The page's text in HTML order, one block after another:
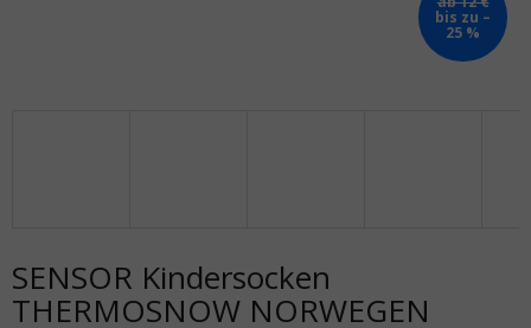
bis zu –
25 %
SENSOR Kindersocken
THERMOSNOW NORWEGEN